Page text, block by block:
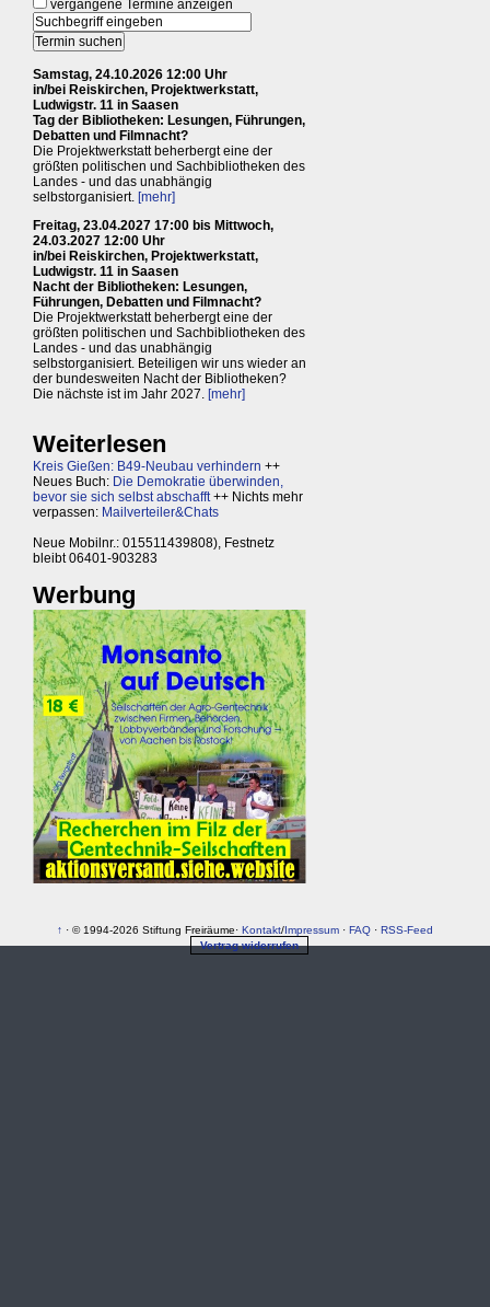
vergangene Termine anzeigen
Samstag, 24.10.2026 12:00 Uhr
in/bei Reiskirchen, Projektwerkstatt,
Ludwigstr. 11 in Saasen
Tag der Bibliotheken: Lesungen, Führungen,
Debatten und Filmnacht?
Die Projektwerkstatt beherbergt eine der
größten politischen und Sachbibliotheken des
Landes - und das unabhängig
selbstorganisiert. [mehr]
Freitag, 23.04.2027 17:00 bis Mittwoch,
24.03.2027 12:00 Uhr
in/bei Reiskirchen, Projektwerkstatt,
Ludwigstr. 11 in Saasen
Nacht der Bibliotheken: Lesungen,
Führungen, Debatten und Filmnacht?
Die Projektwerkstatt beherbergt eine der
größten politischen und Sachbibliotheken des
Landes - und das unabhängig
selbstorganisiert. Beteiligen wir uns wieder an
der bundesweiten Nacht der Bibliotheken?
Die nächste ist im Jahr 2027. [mehr]
Weiterlesen
Kreis Gießen: B49-Neubau verhindern ++
Neues Buch: Die Demokratie überwinden,
bevor sie sich selbst abschafft++ Nichts mehr
verpassen: Mailverteiler&Chats
Neue Mobilnr.: 015511439808), Festnetz
bleibt 06401-903283
Werbung
↑ · © 1994-2026 Stiftung Freiräume· Kontakt/ Impressum · FAQ · RSS-Feed
Vertrag widerrufen